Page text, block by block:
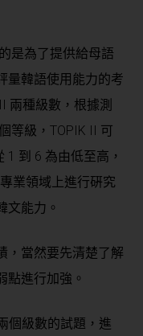
是為了提供給母語
量韓語使用能力的考
兩種級數，根據測
等級，TOPIK II 可
到 6 為由低至高，
業領域上進行硏究
文能力。
，當然要先清楚了解
點進行加強。
個級數的試題，進